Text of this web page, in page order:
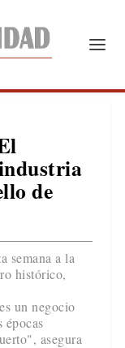
de
semana a la
histórico,
un negocio
asegura